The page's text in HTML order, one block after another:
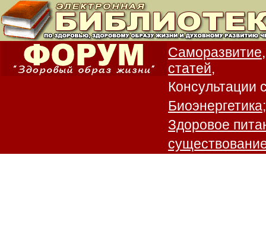
Саморазвитие,
статей,
Консультации
Биоэнергетика;
Здоровое